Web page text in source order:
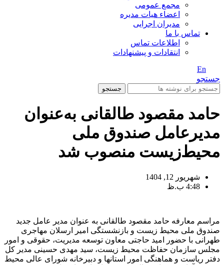
مجمع عمومی
اعضاء هیات مدیره
مدیران اجرایی
تماس با ما
اطلاعات تماس
انتقادات و پیشنهادات
En
جستجو
جستجو
حامد مقصود طالقانی به‌عنوان
مدیرعامل صندوق ملی
محیط‌زیست منصوب شد
شهریور 12, 1404
4:48 ب.ظ
مراسم معارفه حامد مقصود طالقانی به عنوان مدیر عامل جدید
صندوق ملی محیط زیست و بازنشستگی امیر ارسلان مهاجری
طهرانی با حضور امید حاجتی معاون توسعه مدیریت، حقوقی و امور
مجلس سازمان حفاظت محیط زیست، سید مهدی حسینی مدیر کل
دفتر ریاست و هماهنگی امور استانها و دبیرخانه شورای عالی محیط